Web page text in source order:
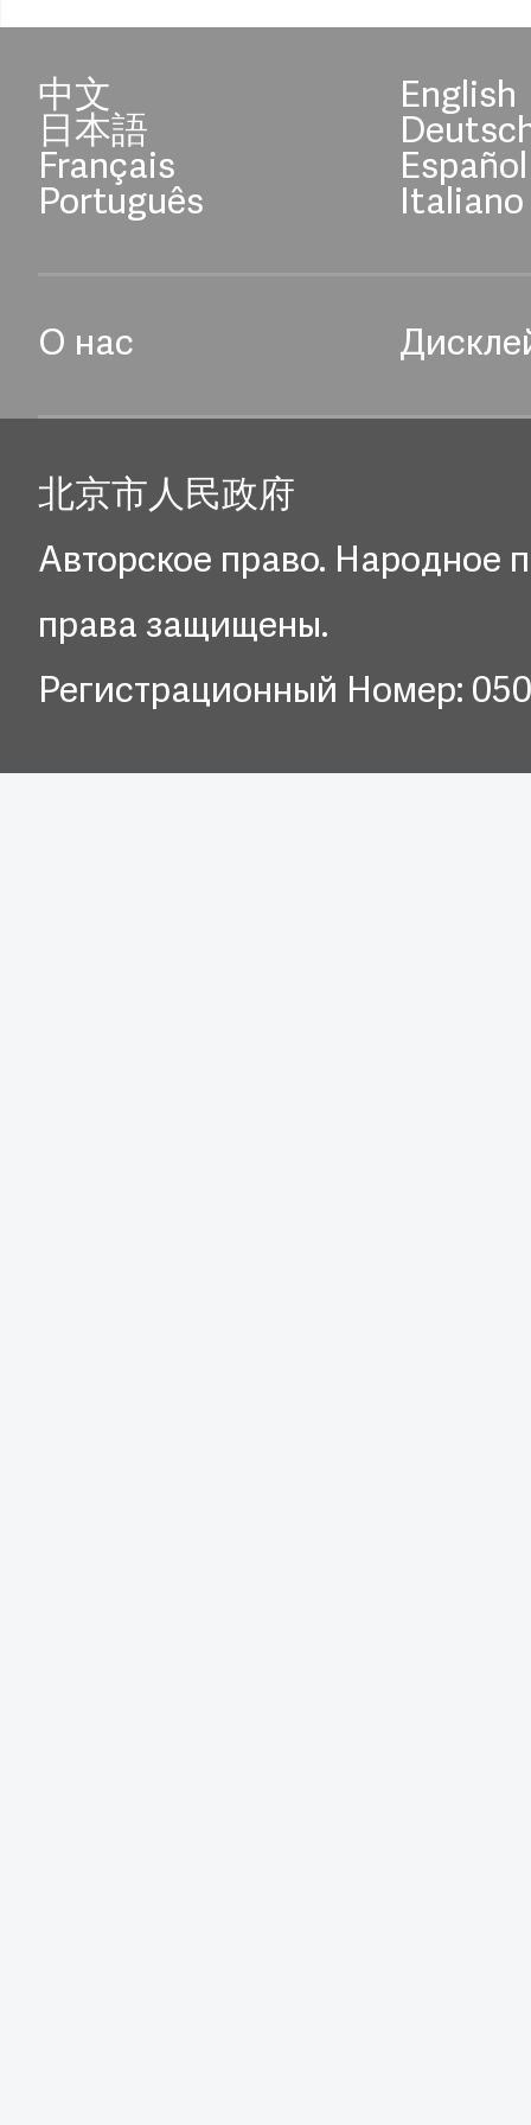
中文 English
日本語
Français Español
Português Italiano
О нас
北京市人民政府
Авторское право. Народное
права защищены.
Регистрационный Номер: